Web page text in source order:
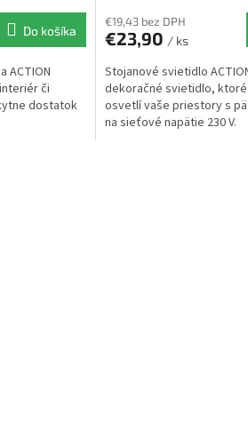
R
M
O
Do košíka
ACTION
či
dostatok
€19,43 bez DPH
€23,90 / ks
Stojanové svietidlo
dekoračné svietidlo,
osvetlí vaše priestory s
na sieťové napätie 230 V.